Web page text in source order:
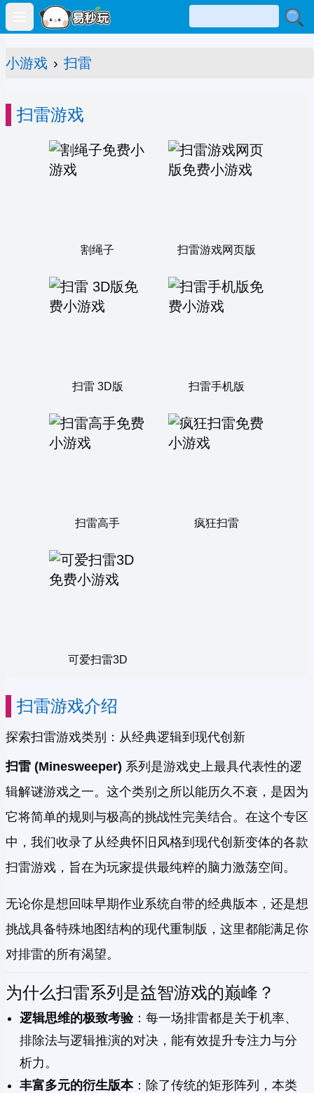
Open main menu
小游戏 › 扫雷
扫雷游戏
割绳子 扫雷游戏网页版
扫雷 3D版 扫雷手机版
扫雷高手 疯狂扫雷
可爱扫雷3D
扫雷游戏介绍
探索扫雷游戏类别：从经典逻辑到现代创新
扫雷 (Minesweeper) 系列是游戏史上最具代表性的逻
辑解谜游戏之一。这个类别之所以能历久不衰，是因为
它将简单的规则与极高的挑战性完美结合。在这个专区
中，我们收录了从经典怀旧风格到现代创新变体的各款
扫雷游戏，旨在为玩家提供最纯粹的脑力激荡空间。
无论你是想回味早期作业系统自带的经典版本，还是想
挑战具备特殊地图结构的现代重制版，这里都能满足你
对排雷的所有渴望。
为什么扫雷系列是益智游戏的巅峰？
逻辑思维的极致考验：每一场排雷都是关于机率、
排除法与逻辑推演的对决，能有效提升专注力与分
析力。
丰富多元的衍生版本：除了传统的矩形阵列，本类